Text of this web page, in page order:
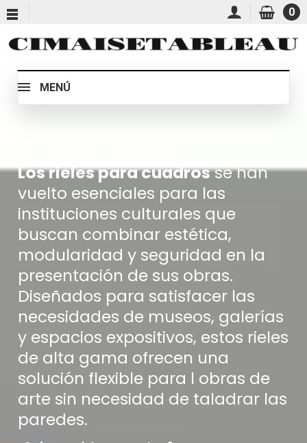
0
MENÚ
Los rieles para cuadrosse han
vuelto esenciales para las
instituciones culturales que
buscan combinar estética,
modularidad y seguridad en la
presentación de sus obras.
Diseñados para satisfacer las
necesidades de museos, galerías
y espacios expositivos, estos rieles
de alta gama ofrecen una
solución flexible para l obras de
arte sin necesidad de taladrar las
paredes.